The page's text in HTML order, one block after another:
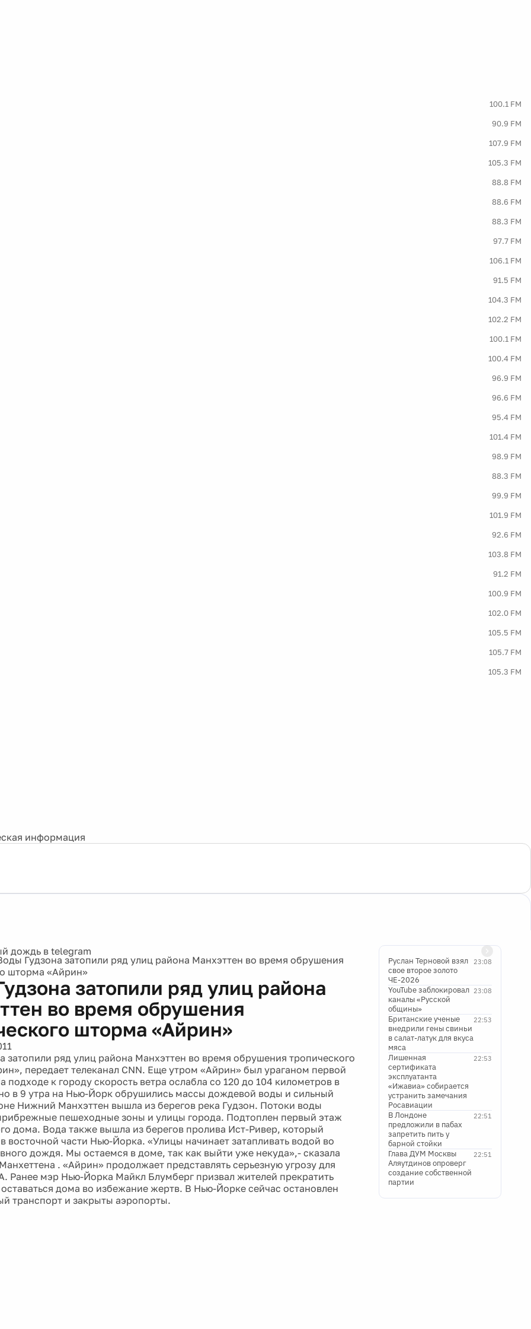
100.1 FM
90.9 FM
107.9 FM
105.3 FM
88.8 FM
88.6 FM
88.3 FM
97.7 FM
106.1 FM
91.5 FM
104.3 FM
102.2 FM
100.1 FM
100.4 FM
96.9 FM
96.6 FM
95.4 FM
101.4 FM
98.9 FM
88.3 FM
99.9 FM
101.9 FM
92.6 FM
103.8 FM
91.2 FM
100.9 FM
102.0 FM
105.5 FM
105.7 FM
105.3 FM
информация
Гудзона затопили ряд улиц района Манхэттен во время обрушения
шторма «Айрин»
затопили ряд улиц района
во время обрушения
шторма «Айрин»
затопили ряд улиц района Манхэттен во время обрушения тропического
передает телеканал CNN. Еще утром «Айрин» был ураганом первой
подходе к городу скорость ветра ослабла со 120 до 104 километров в
в 9 утра на Нью-Йорк обрушились массы дождевой воды и сильный
Нижний Манхэттен вышла из берегов река Гудзон. Потоки воды
пешеходные зоны и улицы города. Подтоплен первый этаж
дома. Вода также вышла из берегов пролива Ист-Ривер, который
восточной части Нью-Йорка. «Улицы начинает затапливать водой во
дождя. Мы остаемся в доме, так как выйти уже некуда»,- сказала
. «Айрин» продолжает представлять серьезную угрозу для
Ранее мэр Нью-Йорка Майкл Блумберг призвал жителей прекратить
дома во избежание жертв. В Нью-Йорке сейчас остановлен
транспорт и закрыты аэропорты.
23:08
Руслан Терновой взял
свое второе золото
ЧЕ-2026
23:08
YouTube заблокировал
каналы «Русской
общины»
22:53
Британские ученые
внедрили гены свиньи
в салат-латук для вкуса
мяса
22:53
Лишенная
сертификата
эксплуатанта
«Ижавиа» собирается
устранить замечания
Росавиации
22:51
В Лондоне
предложили в пабах
запретить пить у
барной стойки
22:51
Глава ДУМ Москвы
Аляутдинов опроверг
создание собственной
партии